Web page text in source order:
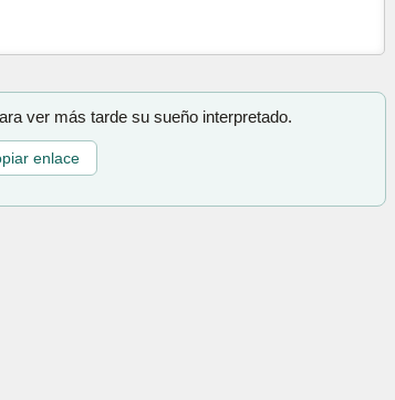
ver más tarde su sueño interpretado.
enlace